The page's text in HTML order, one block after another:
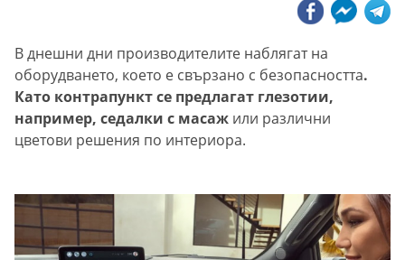
В днешни дни производителите наблягат на
оборудването, което е свързано с безопасността.
Като контрапункт се предлагат глезотии,
например, седалки с масаж или различни
цветови решения по интериора.